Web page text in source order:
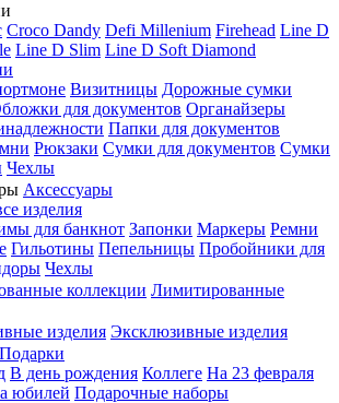
Croco Dandy Defi Millenium Firehead Line D
Line D Slim Line D Soft Diamond
Визитницы Дорожные сумки
для документов Органайзеры
Папки для документов
Рюкзаки Сумки для документов Сумки
Чехлы
Аксессуары
изделия
для банкнот Запонки Маркеры Ремни
Гильотины Пепельницы Пробойники для
Чехлы
коллекции Лимитированные
изделия Эксклюзивные изделия
Подарки
В день рождения Коллеге На 23 февраля
юбилей Подарочные наборы